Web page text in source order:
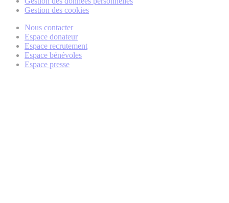
Gestion des cookies
Nous contacter
Espace donateur
Espace recrutement
Espace bénévoles
Espace presse